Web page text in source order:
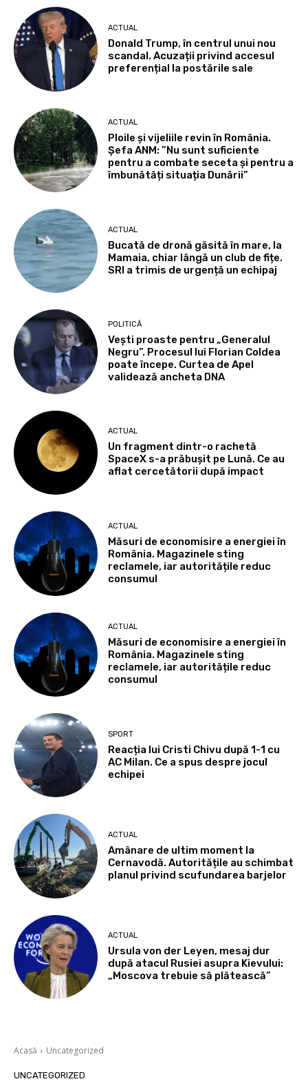
ACTUAL
Donald Trump, în centrul unui nou
scandal. Acuzații privind accesul
preferențial la postările sale
ACTUAL
Ploile și vijeliile revin în România.
Șefa ANM: ”Nu sunt suficiente
pentru a combate seceta și pentru a
îmbunătăți situația Dunării”
ACTUAL
Bucată de dronă găsită în mare, la
Mamaia, chiar lângă un club de fițe.
SRI a trimis de urgență un echipaj
POLITICĂ
Vești proaste pentru „Generalul
Negru”. Procesul lui Florian Coldea
poate începe. Curtea de Apel
validează ancheta DNA
ACTUAL
Un fragment dintr-o rachetă
SpaceX s-a prăbușit pe Lună. Ce au
aflat cercetătorii după impact
ACTUAL
Măsuri de economisire a energiei în
România. Magazinele sting
reclamele, iar autoritățile reduc
consumul
ACTUAL
Măsuri de economisire a energiei în
România. Magazinele sting
reclamele, iar autoritățile reduc
consumul
SPORT
Reacția lui Cristi Chivu după 1-1 cu
AC Milan. Ce a spus despre jocul
echipei
ACTUAL
Amânare de ultim moment la
Cernavodă. Autoritățile au schimbat
planul privind scufundarea barjelor
ACTUAL
Ursula von der Leyen, mesaj dur
după atacul Rusiei asupra Kievului:
„Moscova trebuie să plătească”